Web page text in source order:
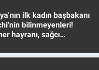
ilk kadın başbakanı
bilinmeyenleri!
hayranı, sağcı